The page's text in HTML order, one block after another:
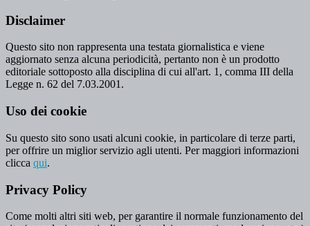
Disclaimer
Questo sito non rappresenta una testata giornalistica e viene
aggiornato senza alcuna periodicità, pertanto non è un prodotto
editoriale sottoposto alla disciplina di cui all'art. 1, comma III della
Legge n. 62 del 7.03.2001.
Uso dei cookie
Su questo sito sono usati alcuni cookie, in particolare di terze parti,
per offrire un miglior servizio agli utenti. Per maggiori informazioni
clicca qui.
Privacy Policy
Come molti altri siti web, per garantire il normale funzionamento del